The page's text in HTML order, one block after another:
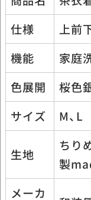
仕様
上前
機能
家庭
色展開
桜色
サイズ
M、L
生地
ちり
製
メーカ